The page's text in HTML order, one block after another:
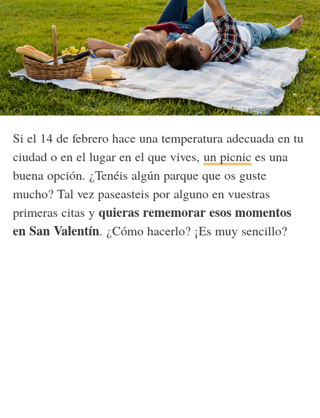
Si el 14 de febrero hace una temperatura adecuada en tu
ciudad o en el lugar en el que vives, un picnices una
buena opción. ¿Tenéis algún parque que os guste
mucho? Tal vez paseasteis por alguno en vuestras
primeras citas yquieras rememorar esos momentos
en San Valentín. ¿Cómo hacerlo? ¡Es muy sencillo?